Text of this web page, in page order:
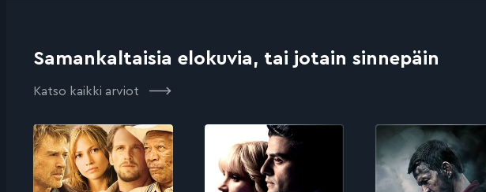
Samankaltaisia elokuvia, tai jotain sinnepäin
Katso kaikki arviot